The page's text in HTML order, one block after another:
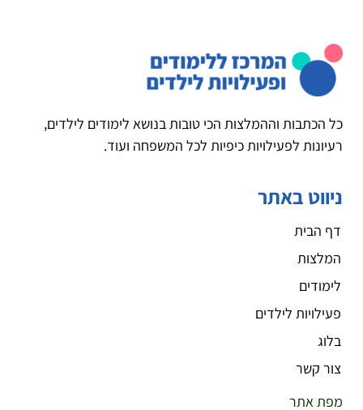
כל הכתבות וההמלצות הכי טובות בנושא לימודים לילדים,
רעיונות לפעילויות כיפיות לכל המשפחה ועוד.
ניווט באתר
דף הבית
המלצות
לימודים
פעילויות לילדים
בלוג
צור קשר
מפת אתר